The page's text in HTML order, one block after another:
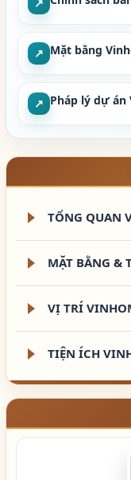
↗ Mặt bằng
↗ Pháp lý dự án
TỔNG QUAN
MẶT BẰNG &
VỊ TRÍ
TIỆN ÍCH